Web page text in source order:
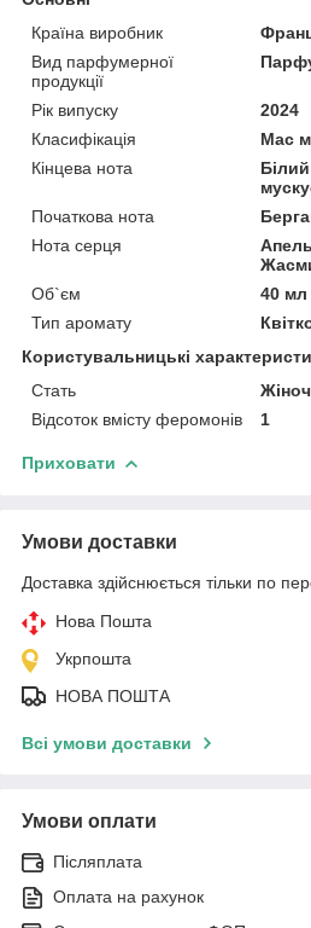
Країна виробник
Вид парфумерної
продукції
Рік випуску
2024
Класифікація
Мас
Кінцева нота
Початкова нота
Нота серця
Об`єм
40 мл
Тип аромату
Користувальницькі
Стать
Відсоток вмісту феромонів
1
Приховати
Умови доставки
Доставка здійснюється тільки по
Нова Пошта
Укрпошта
НОВА ПОШТА
Всі умови доставки
Умови оплати
Післяплата
Оплата на рахунок